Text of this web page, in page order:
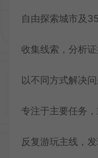
自由探索城市及
收集线索，分析
以不同方式解决
专注于主要任务
反复游玩主线，